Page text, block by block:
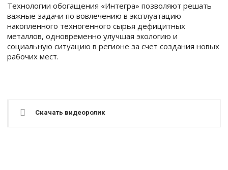
Технологии обогащения «Интегра» позволяют решать
важные задачи по вовлечению в эксплуатацию
накопленного техногенного сырья дефицитных
металлов, одновременно улучшая экологию и
социальную ситуацию в регионе за счет создания новых
рабочих мест.
Скачать видеоролик